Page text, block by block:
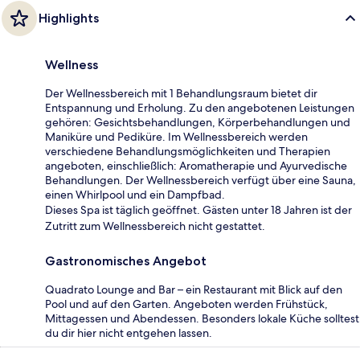
Highlights
Wellness
Der Wellnessbereich mit 1 Behandlungsraum bietet dir
Entspannung und Erholung. Zu den angebotenen Leistungen
gehören: Gesichtsbehandlungen, Körperbehandlungen und
Maniküre und Pediküre. Im Wellnessbereich werden
verschiedene Behandlungsmöglichkeiten und Therapien
angeboten, einschließlich: Aromatherapie und Ayurvedische
Behandlungen. Der Wellnessbereich verfügt über eine Sauna,
einen Whirlpool und ein Dampfbad.
Dieses Spa ist täglich geöffnet. Gästen unter 18 Jahren ist der
Zutritt zum Wellnessbereich nicht gestattet.
Gastronomisches Angebot
Quadrato Lounge and Bar – ein Restaurant mit Blick auf den
Pool und auf den Garten. Angeboten werden Frühstück,
Mittagessen und Abendessen. Besonders lokale Küche solltest
du dir hier nicht entgehen lassen.